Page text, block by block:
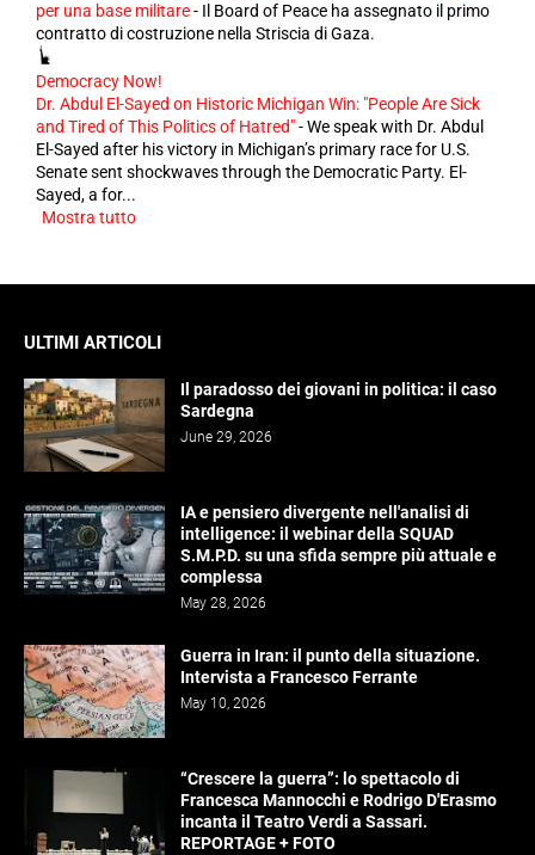
per una base militare- Il Board of Peace ha assegnato il primo
contratto di costruzione nella Striscia di Gaza.
Democracy Now!
Dr. Abdul El-Sayed on Historic Michigan Win: "People Are Sick
and Tired of This Politics of Hatred"-We speak with Dr. Abdul
El-Sayed after his victory in Michigan’s primary race for U.S.
Senate sent shockwaves through the Democratic Party. El-
Sayed, a for...
Mostra tutto
ULTIMI ARTICOLI
Il paradosso dei giovani in politica: il caso
Sardegna
June 29, 2026
IA e pensiero divergente nell'analisi di
intelligence: il webinar della SQUAD
S.M.P.D. su una sfida sempre più attuale e
complessa
May 28, 2026
Guerra in Iran: il punto della situazione.
Intervista a Francesco Ferrante
May 10, 2026
“Crescere la guerra”: lo spettacolo di
Francesca Mannocchi e Rodrigo D'Erasmo
incanta il Teatro Verdi a Sassari.
REPORTAGE + FOTO